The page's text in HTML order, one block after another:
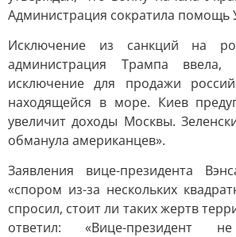
Администрация сократила помощь
Исключение из санкций на
администрация Трампа ввела,
исключение для продажи
находящейся в море. Киев
увеличит доходы Москвы.
обманула американцев».
Заявления вице-президента
«спором из-за нескольких
спросил, стоит ли таких жертв
ответил: «Вице-президент